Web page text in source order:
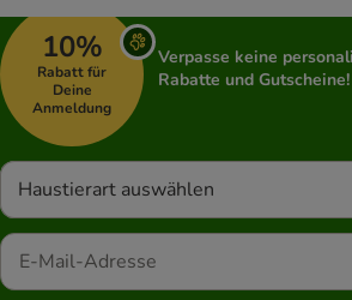
10%
Rabatt für
Deine
Anmeldung
Verpasse keine
Rabatte und Gutscheine!
Haustierart auswählen